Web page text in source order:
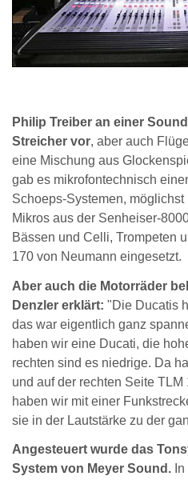
Philip Treiber an einer
Streicher vor, aber auch
eine Mischung aus
gab es mikrofontechnisch
Schoeps-Systemen,
Mikros aus der Senheiser-
Bässen und Celli, Trompeten
170 von Neumann eingesetzt.
Aber auch die Motorräder
Denzler erklärt: "Die Ducatis
das war eigentlich ganz
haben wir eine Ducati, die
rechten sind es niedrige. Da
und auf der rechten Seite
haben wir mit einer
sie in der Lautstärke zu der
Angesteuert wurde das
System von Meyer Sound.